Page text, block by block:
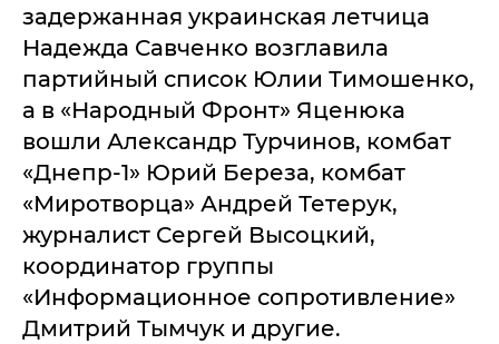
задержанная украинская летчица
Надежда Савченко возглавила
партийный список Юлии Тимошенко,
а в «Народный Фронт» Яценюка
вошли Александр Турчинов, комбат
«Днепр-1» Юрий Береза, комбат
«Миротворца» Андрей Тетерук,
журналист Сергей Высоцкий,
координатор группы
«Информационное сопротивление»
Дмитрий Тымчук и другие.